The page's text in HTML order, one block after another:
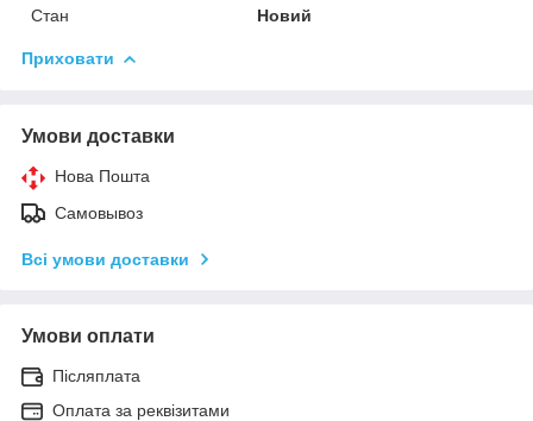
Стан
Новий
Приховати
Умови доставки
Нова Пошта
Самовывоз
Всі умови доставки
Умови оплати
Післяплата
Оплата за реквізитами